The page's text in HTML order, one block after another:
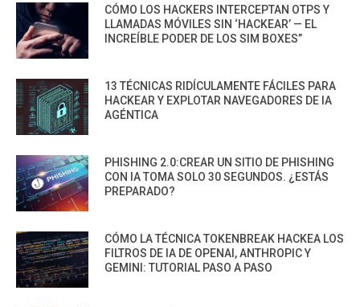
CÓMO LOS HACKERS INTERCEPTAN OTPS Y
LLAMADAS MÓVILES SIN ‘HACKEAR’ — EL
INCREÍBLE PODER DE LOS SIM BOXES”
13 TÉCNICAS RIDÍCULAMENTE FÁCILES PARA
HACKEAR Y EXPLOTAR NAVEGADORES DE IA
AGÉNTICA
PHISHING 2.0:CREAR UN SITIO DE PHISHING
CON IA TOMA SOLO 30 SEGUNDOS. ¿ESTÁS
PREPARADO?
CÓMO LA TÉCNICA TOKENBREAK HACKEA LOS
FILTROS DE IA DE OPENAI, ANTHROPIC Y
GEMINI: TUTORIAL PASO A PASO